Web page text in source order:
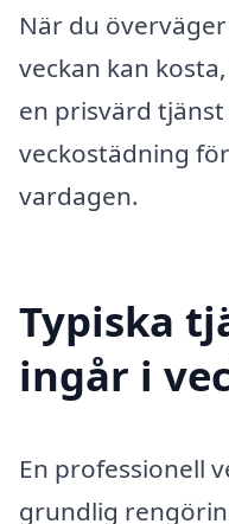
När du
veckan kan
en prisvärd
veckostädning
vardagen.
Typiska
ingår i
En professionell
grundlig